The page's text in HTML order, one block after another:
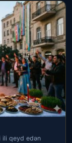
ili qeyd edən